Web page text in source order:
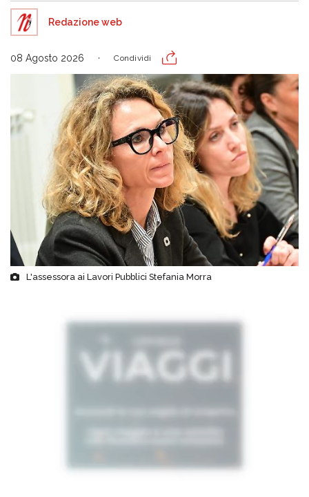
Redazione web
08 Agosto 2026 Condividi
L'assessora ai Lavori Pubblici Stefania Morra